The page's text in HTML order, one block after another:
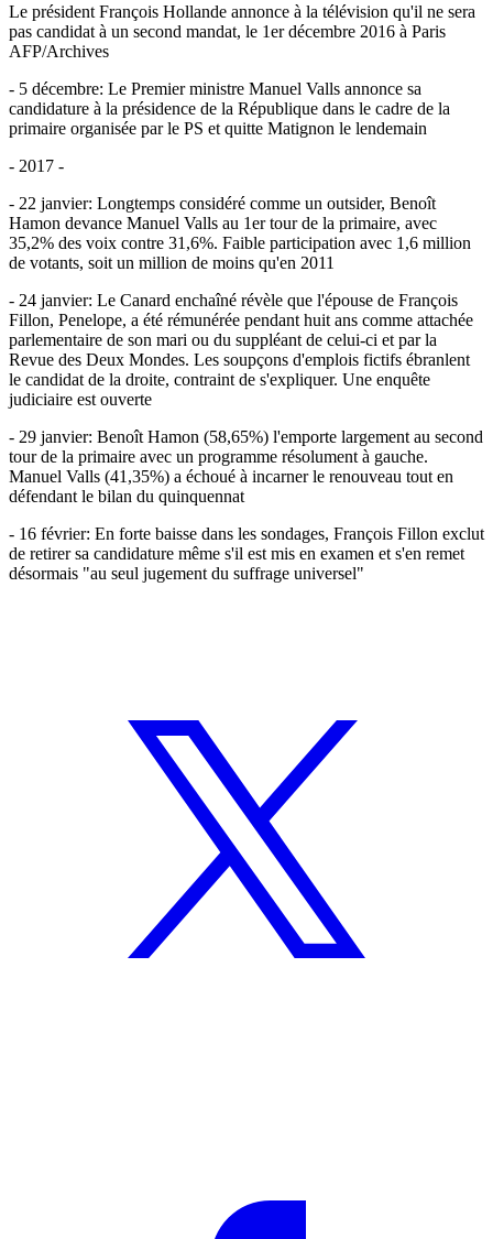
Le président François Hollande annonce à la télévision qu'il ne sera
pas candidat à un second mandat, le 1er décembre 2016 à Paris
AFP/Archives
- 5 décembre: Le Premier ministre Manuel Valls annonce sa
candidature à la présidence de la République dans le cadre de la
primaire organisée par le PS et quitte Matignon le lendemain
- 2017 -
- 22 janvier: Longtemps considéré comme un outsider, Benoît
Hamon devance Manuel Valls au 1er tour de la primaire, avec
35,2% des voix contre 31,6%. Faible participation avec 1,6 million
de votants, soit un million de moins qu'en 2011
- 24 janvier: Le Canard enchaîné révèle que l'épouse de François
Fillon, Penelope, a été rémunérée pendant huit ans comme attachée
parlementaire de son mari ou du suppléant de celui-ci et par la
Revue des Deux Mondes. Les soupçons d'emplois fictifs ébranlent
le candidat de la droite, contraint de s'expliquer. Une enquête
judiciaire est ouverte
- 29 janvier: Benoît Hamon (58,65%) l'emporte largement au second
tour de la primaire avec un programme résolument à gauche.
Manuel Valls (41,35%) a échoué à incarner le renouveau tout en
défendant le bilan du quinquennat
- 16 février: En forte baisse dans les sondages, François Fillon exclut
de retirer sa candidature même s'il est mis en examen et s'en remet
désormais "au seul jugement du suffrage universel"